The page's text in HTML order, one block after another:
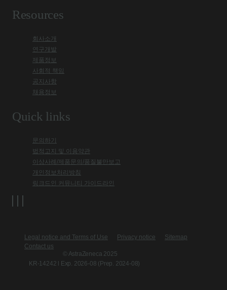
Resources
회사소개
연구개발
제품정보
사회적 책임
공지사항
채용정보
Quick links
문의하기
법적고지 및 이용약관
이상사례/제품문의/품질불만보고
개인정보처리방침
링크드인 커뮤니티 가이드라인
Legal notice and Terms of Use Privacy notice
Sitemap
Contact us
© AstraZeneca 2025
KR-14242 l Exp. 2026-08 (Prep. 2024-08)